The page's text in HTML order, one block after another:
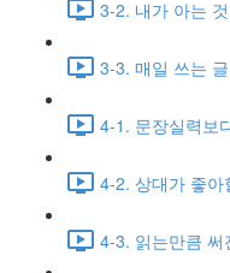
3-2. 내가 아는
3-3. 매일 쓰는
4-1. 문장실력보
4-2. 상대가 좋
4-3. 읽는만큼 써